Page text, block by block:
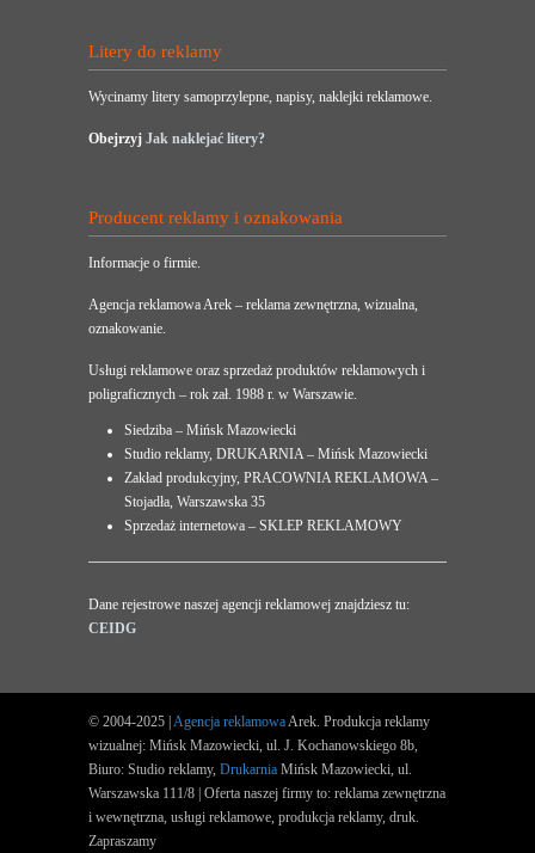
Litery do reklamy
Wycinamy litery samoprzylepne, napisy, naklejki reklamowe.
Obejrzyj Jak naklejać litery?
Producent reklamy i oznakowania
Informacje o firmie.
Agencja reklamowa Arek – reklama zewnętrzna, wizualna,
oznakowanie.
Usługi reklamowe oraz sprzedaż produktów reklamowych i
poligraficznych – rok zał. 1988 r. w Warszawie.
Siedziba – Mińsk Mazowiecki
Studio reklamy, DRUKARNIA – Mińsk Mazowiecki
Zakład produkcyjny, PRACOWNIA REKLAMOWA –
Stojadła, Warszawska 35
Sprzedaż internetowa – SKLEP REKLAMOWY
Dane rejestrowe naszej agencji reklamowej znajdziesz tu:
CEIDG
© 2004-2025 | Agencja reklamowa Arek. Produkcja reklamy
wizualnej: Mińsk Mazowiecki, ul. J. Kochanowskiego 8b,
Biuro: Studio reklamy, Drukarnia Mińsk Mazowiecki, ul.
Warszawska 111/8 | Oferta naszej firmy to: reklama zewnętrzna
i wewnętrzna, usługi reklamowe, produkcja reklamy, druk.
Zapraszamy